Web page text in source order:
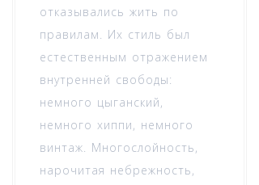
отказывались жить по
правилам. Их стиль был
естественным отражением
внутренней свободы:
немного цыганский,
немного хиппи, немного
винтаж. Многослойность,
нарочитая небрежность,